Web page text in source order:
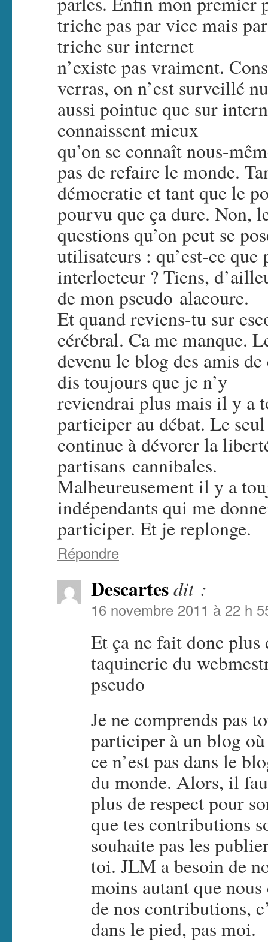
triche pas par vice mais
triche sur internet
n’existe pas vraiment.
verras, on n’est surveillé
aussi pointue que sur
connaissent mieux
qu’on se connaît nous-
pas de refaire le monde.
démocratie et tant que le
pourvu que ça dure. Non,
questions qu’on peut se
utilisateurs : qu’est-ce
interlocteur ? Tiens,
de mon pseudo alacoure.
Et quand reviens-tu sur
cérébral. Ca me manque.
devenu le blog des amis
dis toujours que je n’y
reviendrai plus mais il y a
participer au débat. Le
continue à dévorer la
partisans cannibales.
Malheureusement il y a
indépendants qui me
participer. Et je replonge.
Répondre
Descartesdit :
16 novembre 2011 à 22 h
Et ça ne fait donc plus
taquinerie du
pseudo
Je ne comprends pas
participer à un blog où
ce n’est pas dans le
du monde. Alors, il
plus de respect pour
que tes contributions
souhaite pas les
toi. JLM a besoin de
moins autant que
de nos contributions,
dans le pied, pas moi.